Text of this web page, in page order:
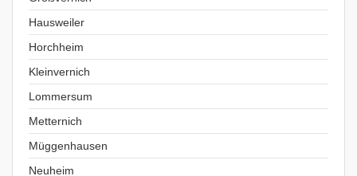
Hausweiler
Horchheim
Kleinvernich
Lommersum
Metternich
Müggenhausen
Neuheim